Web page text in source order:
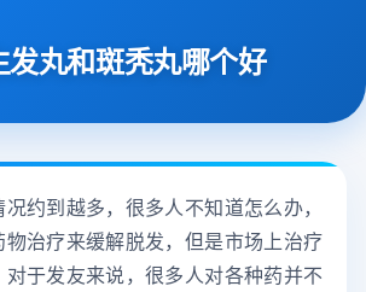
发丸和斑秃丸哪个好
约到越多，很多人不知道怎么办，
治疗来缓解脱发，但是市场上治疗
于发友来说，很多人对各种药并不